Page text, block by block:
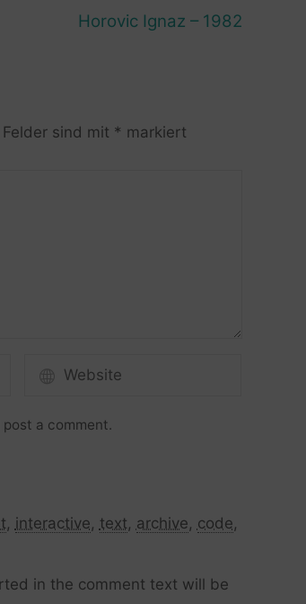
Horovic Ignaz – 1982
sind mit * markiert
a comment.
, interactive, text, archive, code,
in the comment text will be